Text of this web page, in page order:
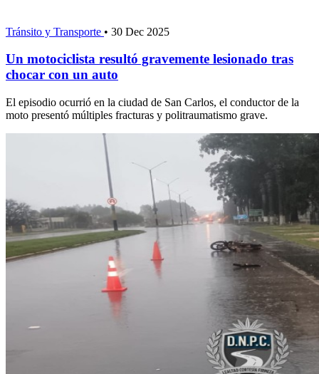
Tránsito y Transporte • 30 Dec 2025
Un motociclista resultó gravemente lesionado tras
chocar con un auto
El episodio ocurrió en la ciudad de San Carlos, el conductor de la
moto presentó múltiples fracturas y politraumatismo grave.